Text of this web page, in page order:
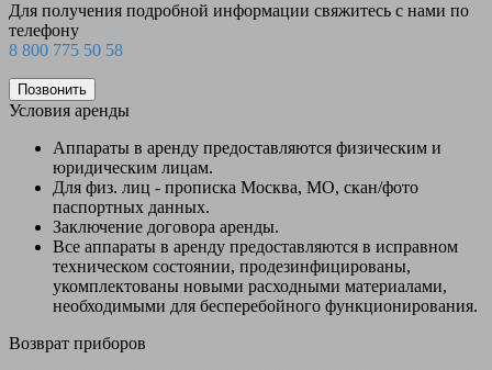
Для получения подробной информации свяжитесь с нами по
телефону
8 800 775 50 58
Позвонить
Условия аренды
Аппараты в аренду предоставляются физическим и
юридическим лицам.
Для физ. лиц - прописка Москва, МО, скан/фото
паспортных данных.
Заключение договора аренды.
Все аппараты в аренду предоставляются в исправном
техническом состоянии, продезинфицированы,
укомплектованы новыми расходными материалами,
необходимыми для бесперебойного функционирования.
Возврат приборов